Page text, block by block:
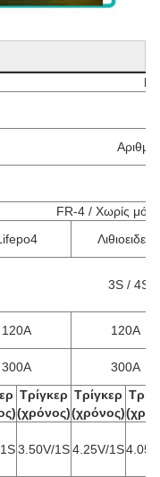
FR-4 / Χωρίς
Λιθιοειδείς
3S / 4S /
120Α
120Α
300A 300A
Τρίγκερ
(χρόνος)
Τρίγκερ
(χρόνος)
3.50V/1S4.25V/1S